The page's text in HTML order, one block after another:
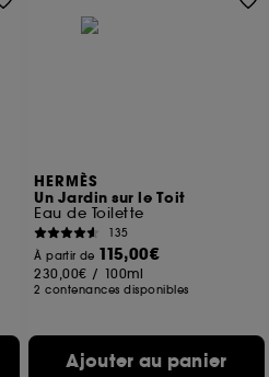
HERMÈS
Un Jardin sur le Toit
Eau de Toilette
135
À partir de 115,00€
230,00€ / 100ml
2 contenances disponibles
Ajouter au panier